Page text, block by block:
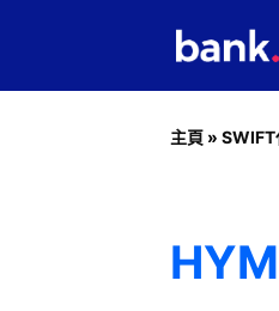
主頁 » SWIFT